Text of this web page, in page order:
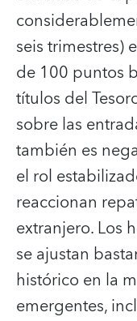
seis trimestres)
de 100 puntos
títulos del
sobre las
también es
el rol
reaccionan
extranjero. Los
se ajustan
histórico en la
emergentes,